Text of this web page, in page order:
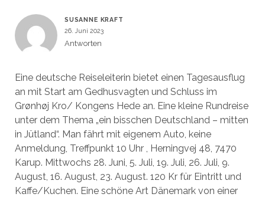
SUSANNE KRAFT
26. Juni 2023
Antworten
Eine deutsche Reiseleiterin bietet einen Tagesausflug
an mit Start am Gedhusvagten und Schluss im
Grønhøj Kro/ Kongens Hede an. Eine kleine Rundreise
unter dem Thema „ein bisschen Deutschland – mitten
in Jütland“. Man fährt mit eigenem Auto, keine
Anmeldung, Treffpunkt 10 Uhr , Herningvej 48, 7470
Karup. Mittwochs 28. Juni, 5. Juli, 19. Juli, 26. Juli, 9.
August, 16. August, 23. August. 120 Kr für Eintritt und
Kaffe/Kuchen. Eine schöne Art Dänemark von einer